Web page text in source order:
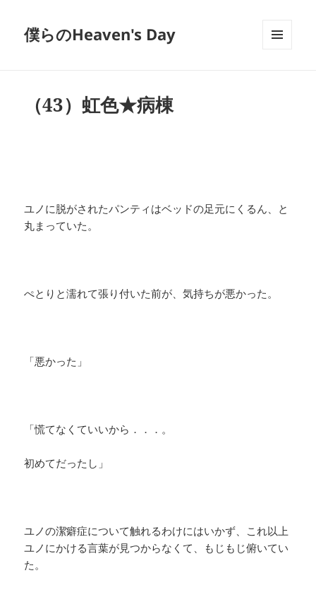
僕らのHeaven's Day
（43）虹色★病棟
ユノに脱がされたパンティはベッドの足元にくるん、と
丸まっていた。
ぺとりと濡れて張り付いた前が、気持ちが悪かった。
「悪かった」
「慌てなくていいから．．．。
初めてだったし」
ユノの潔癖症について触れるわけにはいかず、これ以上
ユノにかける言葉が見つからなくて、もじもじ俯いてい
た。